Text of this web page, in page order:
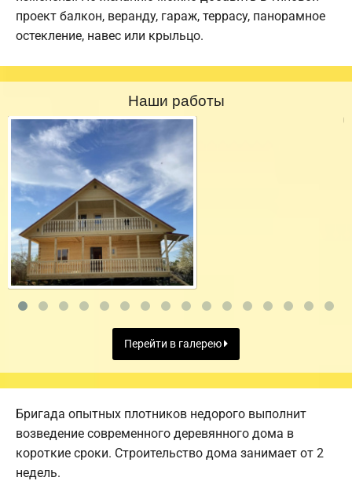
проект балкон, веранду, гараж, террасу, панорамное
остекление, навес или крыльцо.
Наши работы
Перейти в галерею
Бригада опытных плотников недорого выполнит
возведение современного деревянного дома в
короткие сроки. Строительство дома занимает от 2
недель.